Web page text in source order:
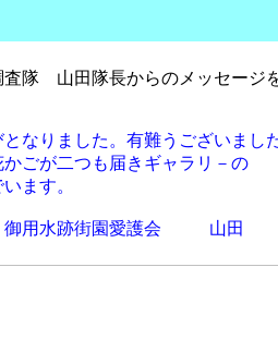
査隊 山田隊長からのメッセージ
なりました。有難うございまし
が二つも届きギャラリ－の
す。
水跡街園愛護会 山田